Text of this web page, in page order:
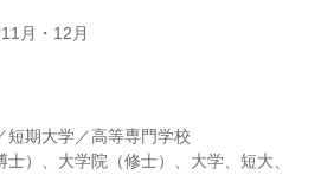
月・12月
短期大学／高等専門学校
）、大学院（修士）、大学、短大、